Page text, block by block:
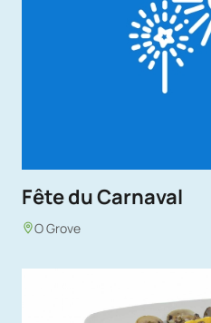
Fête du Carnaval
O Grove